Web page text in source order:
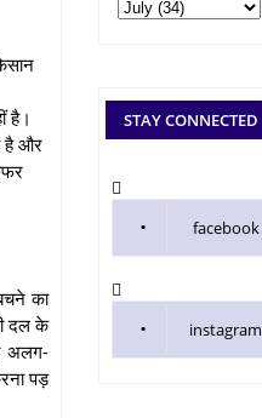
है।
है और
का
दल के
अलग-
पड़
STAY CONNECTED
facebook
instagram